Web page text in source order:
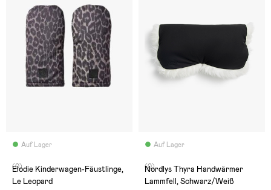
Auf Lager
(0)
Elodie Kinderwagen-Fäustlinge,
Le Leopard
Auf Lager
(0)
Nordlys Thyra Handwärmer
Lammfell, Schwarz/Weiß